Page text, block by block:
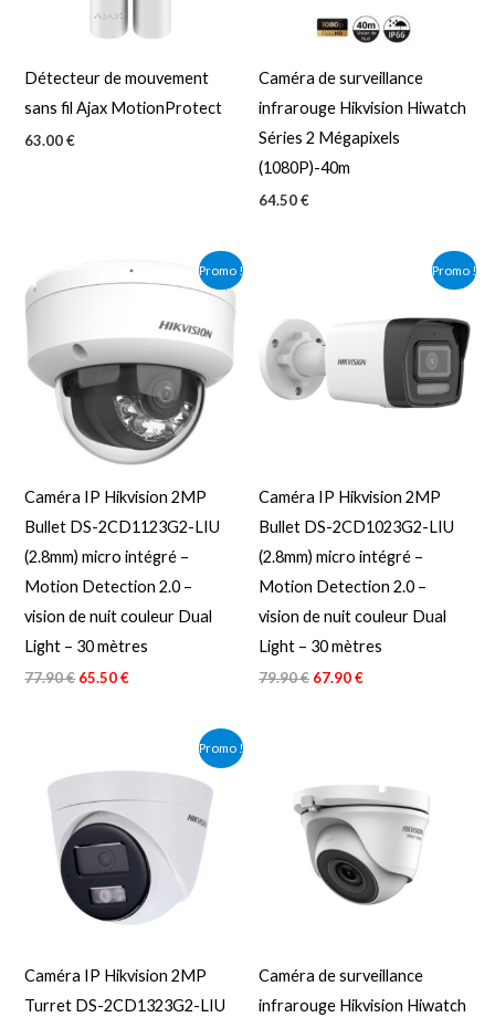
Détecteur de mouvement
sans fil Ajax MotionProtect
63.00€
Caméra de surveillance
infrarouge Hikvision Hiwatch
Séries 2 Mégapixels
(1080P)-40m
64.50€
Promo !
Caméra IP Hikvision 2MP
Bullet DS-2CD1123G2-LIU
(2.8mm) micro intégré –
Motion Detection 2.0 –
vision de nuit couleur Dual
Light – 30 mètres
77.90€
prix
77.90 €.
65.50€
Le
prix
65.50 €.
Promo !
Caméra IP Hikvision 2MP
Bullet DS-2CD1023G2-LIU
(2.8mm) micro intégré –
Motion Detection 2.0 –
vision de nuit couleur Dual
Light – 30 mètres
79.90€
était :
79.90 €.
67.90€
est :
67.90 €.
Promo !
Caméra IP Hikvision 2MP
Turret DS-2CD1323G2-LIU
initial
était :
79.90 €.
est :
67.90 €.
Caméra de surveillance
infrarouge Hikvision Hiwatch